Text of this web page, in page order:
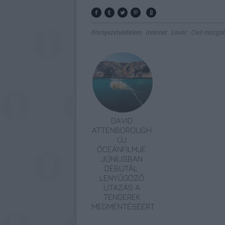
Környezetvédelem Internet Lavór Civil
DAVID
ATTENBOROUGH
ÚJ
ÓCEÁNFILMJE
JÚNIUSBAN
DEBÜTÁL:
LENYŰGÖZŐ
UTAZÁS A
TENGEREK
MEGMENTÉSÉÉRT